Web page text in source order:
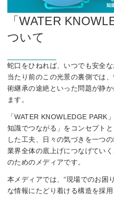
「WATER
ついて
蛇口をひねれば、いつでも安全
当たり前のこの光景の裏側では
術継承の途絶といった問題が静
ます。
「WATER KNOWLEDGE PARK
知識でつながる」をコンセプト
した工夫、日々の気づきを一つ
業界全体の底上げにつなげてい
のためのメディアです。
本メディアでは、“現場でのお困
な情報にたどり着ける構造を採用